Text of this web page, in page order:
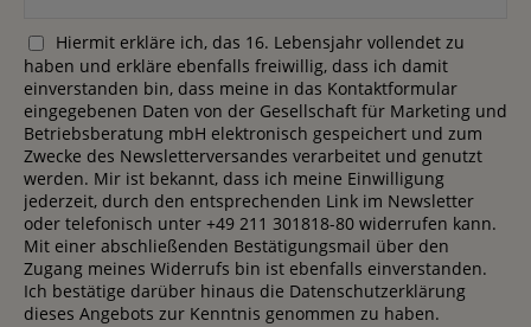
Hiermit erkläre ich, das 16. Lebensjahr vollendet zu
haben und erkläre ebenfalls freiwillig, dass ich damit
einverstanden bin, dass meine in das Kontaktformular
eingegebenen Daten von der Gesellschaft für Marketing und
Betriebsberatung mbH elektronisch gespeichert und zum
Zwecke des Newsletterversandes verarbeitet und genutzt
werden. Mir ist bekannt, dass ich meine Einwilligung
jederzeit, durch den entsprechenden Link im Newsletter
oder telefonisch unter +49 211 301818-80 widerrufen kann.
Mit einer abschließenden Bestätigungsmail über den
Zugang meines Widerrufs bin ist ebenfalls einverstanden.
Ich bestätige darüber hinaus die Datenschutzerklärung
dieses Angebots zur Kenntnis genommen zu haben.